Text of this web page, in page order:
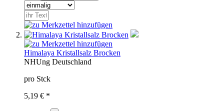
Himalaya Kristallsalz Brocken
NHUng Deutschland
pro Stck
5,19 € *